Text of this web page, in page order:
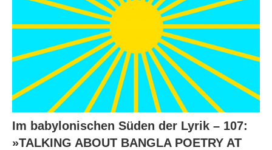
Im babylonischen Süden der Lyrik – 107:
»TALKING ABOUT BANGLA POETRY AT